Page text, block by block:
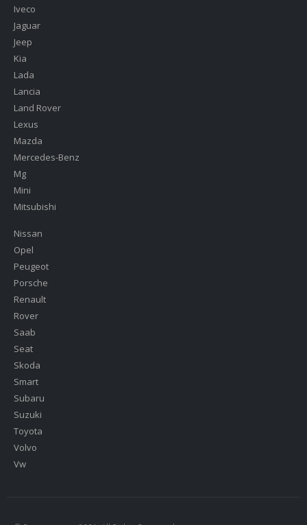
Iveco
Jaguar
Jeep
Kia
Lada
Lancia
Land Rover
Lexus
Mazda
Mercedes-Benz
Mg
Mini
Mitsubishi
Nissan
Opel
Peugeot
Porsche
Renault
Rover
Saab
Seat
Skoda
Smart
Subaru
Suzuki
Toyota
Volvo
Vw